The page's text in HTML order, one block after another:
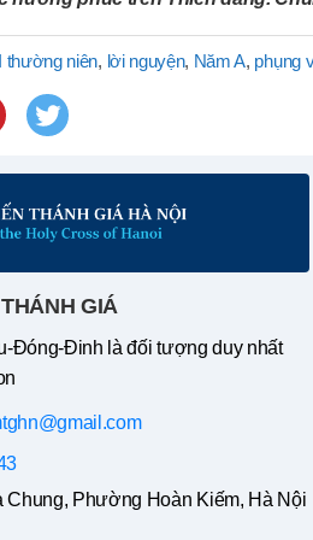
thường niên, lời nguyện, Năm A, phụng
GIÁ
Đóng-Đinh là đối tượng duy nhất
Chung, Phường Hoàn Kiếm, Hà Nội